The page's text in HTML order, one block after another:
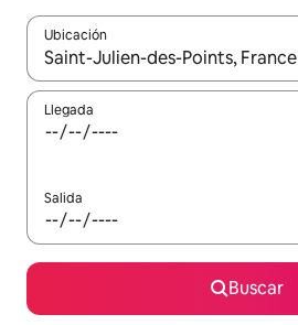
Ubicación
Cuando los resultados estén
Llegada
Salida
Buscar